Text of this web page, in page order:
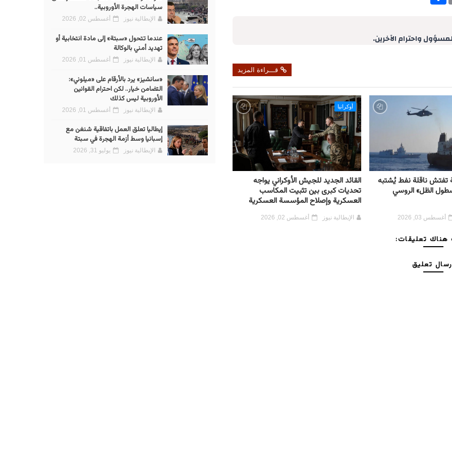
واحترام الآخرين.
قـــراءة المزيد
تفتش ناقلة نفط يُشتبه
الظل» الروسي
أغسطس 03, 2026
أوكرانيا
القائد الجديد للجيش الأوكراني يواجه
تحديات كبرى بين تثبيت المكاسب
العسكرية وإصلاح المؤسسة العسكرية
الإيطالية نيوز أغسطس 02, 2026
تعليقات:
تعليق
سياسات الهجرة الأوروبية..
الإيطالية نيوز أغسطس 02, 2026
عندما تتحول «سبتة» إلى مادة انتخابية أو
تهديد أمني بالوكالة
الإيطالية نيوز أغسطس 01, 2026
«سانشيز» يرد بالأرقام على «ميلوني»:
التضامن خيار.. لكن احترام القوانين
الأوروبية ليس كذلك
الإيطالية نيوز أغسطس 01, 2026
إيطاليا تعلق العمل باتفاقية شنغن مع
إسبانيا وسط أزمة الهجرة في سبتة
الإيطالية نيوز يوليو 31, 2026